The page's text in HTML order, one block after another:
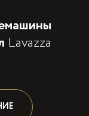
Lavazza